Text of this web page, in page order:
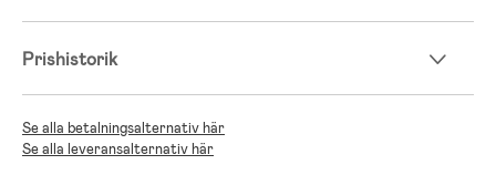
Prishistorik
Se alla betalningsalternativ här
Se alla leveransalternativ här